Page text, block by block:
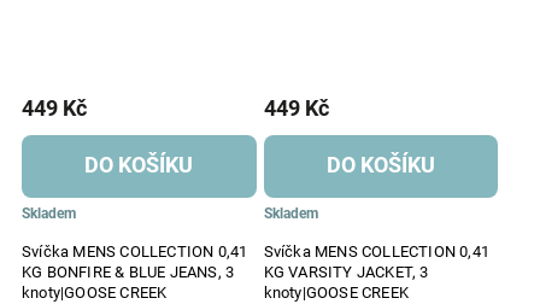
Svíčka MENS COLLECTION 0,41
KG BONFIRE & BLUE JEANS, 3
knoty|GOOSE CREEK
Skladem
449 Kč
DO KOŠÍKU
Svíčka MENS COLLECTION 0,41
KG VARSITY JACKET, 3
knoty|GOOSE CREEK
Skladem
449 Kč
DO KOŠÍKU